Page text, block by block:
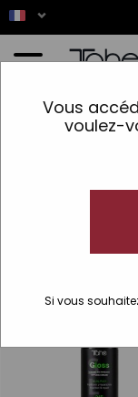
Vous
voulez-
Si vous
>Cheveux >Type de
Chez Tahe, nous
colorés. Découvrez